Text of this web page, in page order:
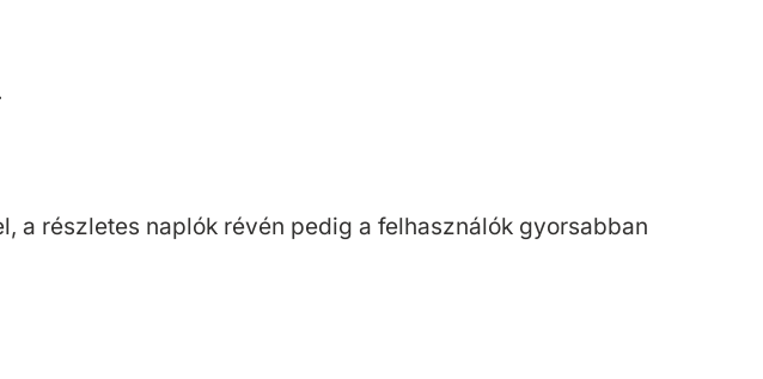
a részletes naplók révén pedig a felhasználók gyorsabban